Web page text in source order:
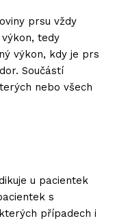
prsu vždy
tedy
výkon, kdy je prs
Součástí
nebo všech
u pacientek
s
případech i